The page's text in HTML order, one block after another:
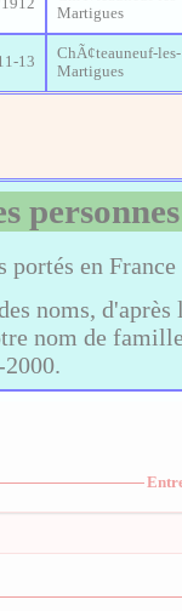
Martigues
13
ChÃ¢teauneuf-les-
Martigues
en
noms,
nom de